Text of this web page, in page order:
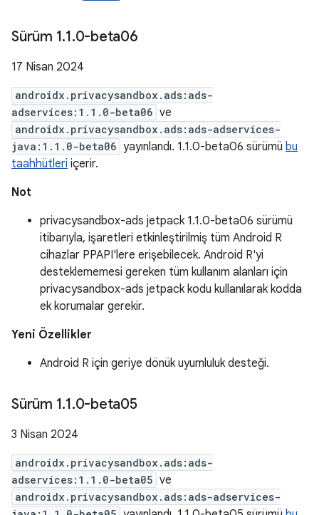
Sürüm 1.1.0-beta06
17 Nisan 2024
androidx.privacysandbox.ads:ads-
adservices:1.1.0-beta06 ve
androidx.privacysandbox.ads:ads-adservices-
java:1.1.0-beta06 yayınlandı. 1.1.0-beta06 sürümü bu
taahhütleri içerir.
Not
privacysandbox-ads jetpack 1.1.0-beta06 sürümü
itibarıyla, işaretleri etkinleştirilmiş tüm Android R
cihazlar PPAPI'lere erişebilecek. Android R'yi
desteklememesi gereken tüm kullanım alanları için
privacysandbox-ads jetpack kodu kullanılarak kodda
ek korumalar gerekir.
Yeni Özellikler
Android R için geriye dönük uyumluluk desteği.
Sürüm 1.1.0-beta05
3 Nisan 2024
androidx.privacysandbox.ads:ads-
adservices:1.1.0-beta05 ve
androidx.privacysandbox.ads:ads-adservices-